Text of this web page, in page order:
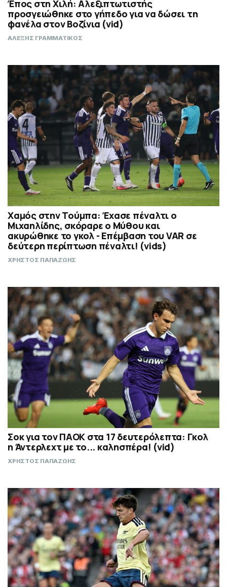
Έπος στη Χιλή: Αλεξιπτωτιστής
προσγειώθηκε στο γήπεδο για να δώσει τη
φανέλα στον Βοζίνια (vid)
ΑΛΕΞΗΣ ΓΡΑΜΜΑΤΙΚΟΣ
Χαμός στην Τούμπα: Έχασε πέναλτι ο
Μιχαηλίδης, σκόραρε ο Μύθου και
ακυρώθηκε το γκολ - Επέμβαση του VAR σε
δεύτερη περίπτωση πέναλτι! (vids)
ΧΡΗΣΤΟΣ ΠΑΠΑΖΩΗΣ
Σοκ για τον ΠΑΟΚ στα 17 δευτερόλεπτα: Γκολ
η Άντερλεχτ με το... καλησπέρα! (vid)
ΧΡΗΣΤΟΣ ΠΑΠΑΖΩΗΣ